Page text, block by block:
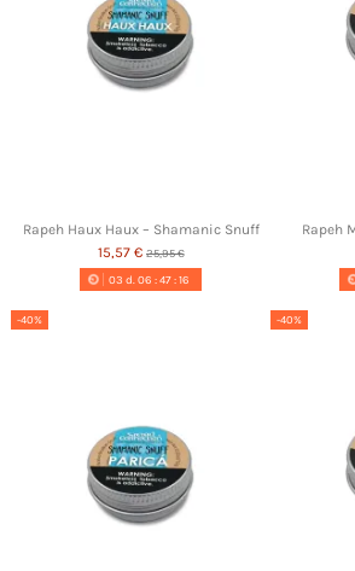
Rapeh Haux Haux – Shamanic Snuff
15,57 € 25,95 €
03 d. 06 :47:16
Rapeh
-40% -40%